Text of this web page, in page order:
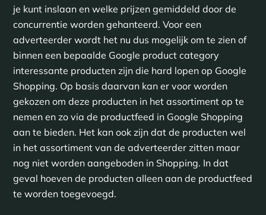
je kunt inslaan en welke prijzen gemiddeld door de
concurrentie worden gehanteerd. Voor een
adverteerder wordt het nu dus mogelijk om te zien of
binnen een bepaalde Google product category
interessante producten zijn die hard lopen op Google
Shopping. Op basis daarvan kan er voor worden
gekozen om deze producten in het assortiment op te
nemen en zo via de productfeed in Google Shopping
aan te bieden. Het kan ook zijn dat de producten wel
in het assortiment van de adverteerder zitten maar
nog niet worden aangeboden in Shopping. In dat
geval hoeven de producten alleen aan de productfeed
te worden toegevoegd.